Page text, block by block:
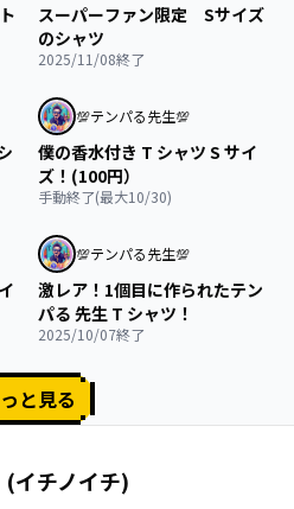
スーパーファン限定 Sサイズ
のシャツ
2025/11/08終了
終了💯テンパる先生💯
僕の香水付き T シャツ S サイ
ズ！(100円）
手動終了(最大10/30)
終了💯テンパる先生💯
激レア！1個目に作られたテン
パる 先生 T シャツ！
2025/10/07終了
と見る
イチノイチ)